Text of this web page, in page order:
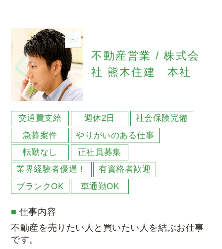
不動産営業 / 株式会
社 熊木住建 本社
交通費支給 週休2日
社会保険完備
急募案件
やりがいのある仕事
転勤なし
正社員募集
業界経験者優遇！
有資格者歓迎
ブランクOK
車通勤OK
仕事内容
不動産を売りたい人と買いたい人を結ぶお仕事
です。